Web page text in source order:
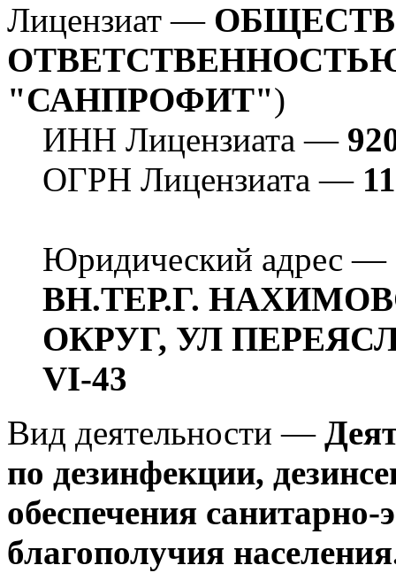
Лицензиат —
"САНПРОФИТ")
ИНН Лицензиата —
ОГРН Лицензиата —
Юридический адрес —
ВН.ТЕР.Г.
ОКРУГ, УЛ
VI-43
Вид деятельности —
по дезинфекции,
обеспечения
благополучия